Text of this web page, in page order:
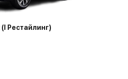
Рестайлинг)